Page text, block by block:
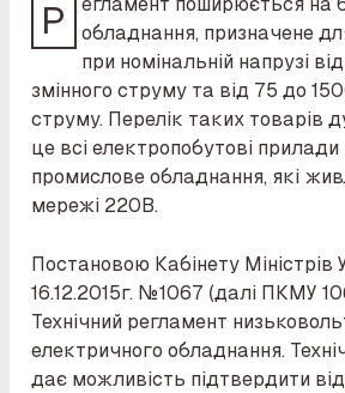
Р
обладнання, призначене
при номінальній напрузі
змінного струму та від 75 до
струму. Перелік таких товарів
це всі електропобутові прилади
промислове обладнання, які
мережі 220В.
Постановою Кабінету Міністрів
16.12.2015г. №1067 (далі ПКМУ
Технічний регламент
електричного обладнання.
дає можливість підтвердити